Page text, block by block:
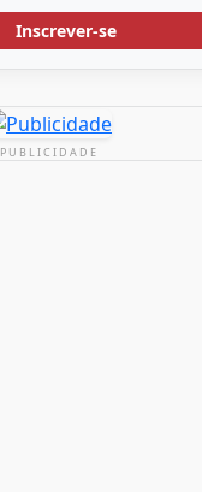
Inscrever-se
PUBLICIDADE